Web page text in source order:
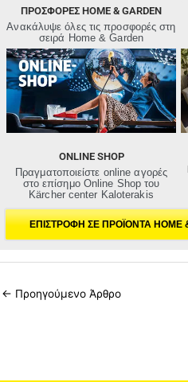
ΠΡΟΣΦΟΡΈΣ HOME & GARDEN
Ανακάλυψε όλες τις προσφορές στη
σειρά Home & Garden
ONLINE SHOP
Πραγματοποιείστε online αγορές
στο επίσημο Online Shop του
Kärcher center Kaloterakis
ΕΠΙΣΤΡΟΦΗ ΣΕ ΠΡΟΪΟΝΤΑ HOME
← Προηγούμενο Άρθρο